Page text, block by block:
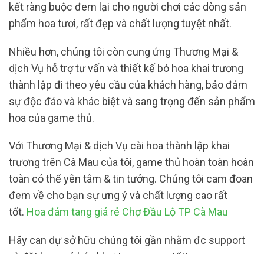
kết ràng buộc đem lại cho người chơi các dòng sản
phẩm hoa tươi, rất đẹp và chất lượng tuyệt nhất.
Nhiều hơn, chúng tôi còn cung ứng Thương Mại &
dịch Vụ hỗ trợ tư vấn và thiết kế bó hoa khai trương
thành lập đi theo yêu cầu của khách hàng, bảo đảm
sự độc đáo và khác biệt và sang trọng đến sản phẩm
hoa của game thủ.
Với Thương Mại & dịch Vụ cài hoa thành lập khai
trương trên Cà Mau của tôi, game thủ hoàn toàn hoàn
toàn có thể yên tâm & tin tưởng. Chúng tôi cam đoan
đem về cho bạn sự ưng ý và chất lượng cao rất
tốt. Hoa đám tang giá rẻ Chợ Đầu Lộ TP Cà Mau
Hãy can dự sở hữu chúng tôi gần nhằm đc support